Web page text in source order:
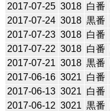
2017-07-25 3018 白番
2017-07-24 3018 黒番
2017-07-23 3018 白番
2017-07-22 3018 白番
2017-07-21 3018 黒番
2017-06-16 3021 白番
2017-06-13 3021 白番
2017-06-12 3021 黒番